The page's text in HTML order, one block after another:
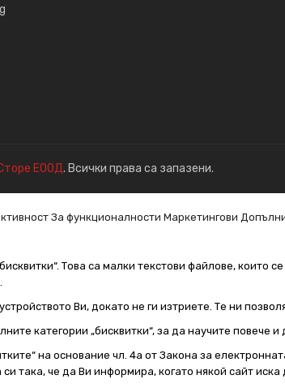
ЕООД. Всички права са запазени.
За функционалности Маркетингови
Това са малки текстови файлове,
Ви, докато не ги изтриете. Те ни
категории „бисквитки“, за да научите
на основание чл. 4а от Закона за
така, че да Ви информира, когато някой сайт